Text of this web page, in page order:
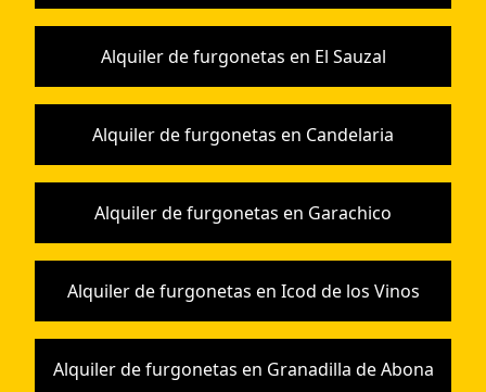
Alquiler de furgonetas en El Sauzal
Alquiler de furgonetas en Candelaria
Alquiler de furgonetas en Garachico
Alquiler de furgonetas en Icod de los Vinos
Alquiler de furgonetas en Granadilla de Abona